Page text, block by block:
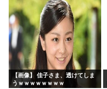
【画像】 佳子さま、透けてしま
うｗｗｗｗｗｗｗｗ